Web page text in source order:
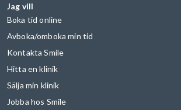
Jag vill
Boka tid online
Avboka/omboka min tid
Kontakta Smile
Hitta en klinik
Sälja min klinik
Jobba hos Smile